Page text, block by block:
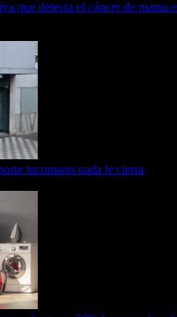
que detecta el cáncer de mama
tucumano nada le cierra